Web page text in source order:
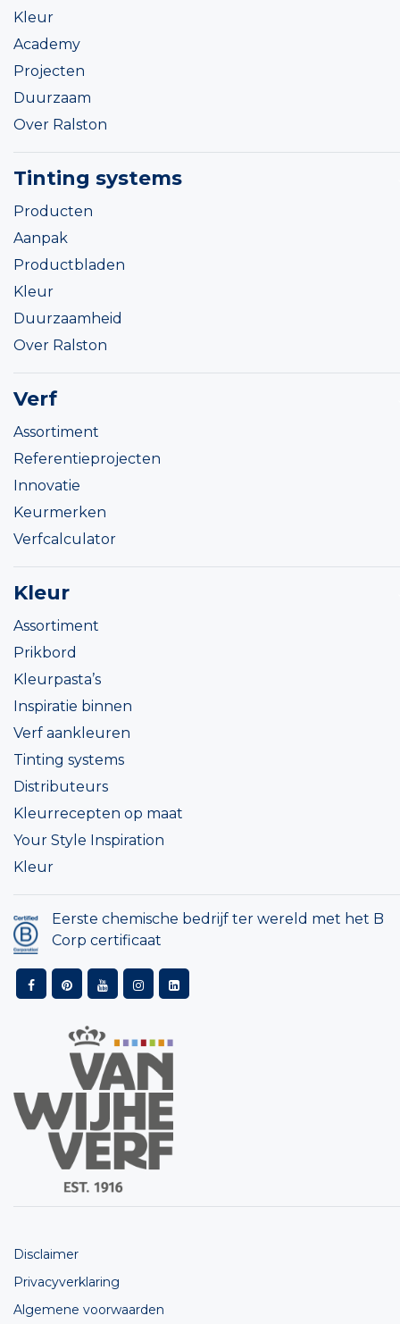
Kleur
Academy
Projecten
Duurzaam
Over Ralston
Tinting systems
Producten
Aanpak
Productbladen
Kleur
Duurzaamheid
Over Ralston
Verf
Assortiment
Referentieprojecten
Innovatie
Keurmerken
Verfcalculator
Kleur
Assortiment
Prikbord
Kleurpasta’s
Inspiratie binnen
Verf aankleuren
Tinting systems
Distributeurs
Kleurrecepten op maat
Your Style Inspiration
Kleur
Eerste chemische bedrijf ter wereld met het B
Corp certificaat
Disclaimer
Privacyverklaring
Algemene voorwaarden